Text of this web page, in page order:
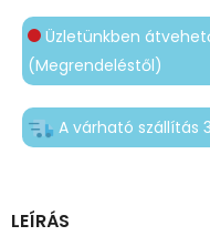
Üzletünkben
(Megrendeléstől)
A várható szállítás
LEÍRÁS